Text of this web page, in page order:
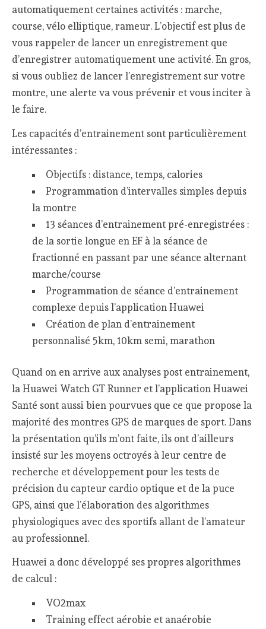
automatiquement certaines activités : marche,
course, vélo elliptique, rameur. L’objectif est plus de
vous rappeler de lancer un enregistrement que
d’enregistrer automatiquement une activité. En gros,
si vous oubliez de lancer l’enregistrement sur votre
montre, une alerte va vous prévenir et vous inciter à
le faire.
Les capacités d’entrainement sont particulièrement
intéressantes :
Objectifs : distance, temps, calories
Programmation d’intervalles simples depuis
la montre
13 séances d’entrainement pré-enregistrées :
de la sortie longue en EF à la séance de
fractionné en passant par une séance alternant
marche/course
Programmation de séance d’entrainement
complexe depuis l’application Huawei
Création de plan d’entrainement
personnalisé 5km, 10km semi, marathon
Quand on en arrive aux analyses post entrainement,
la Huawei Watch GT Runner et l’application Huawei
Santé sont aussi bien pourvues que ce que propose la
majorité des montres GPS de marques de sport. Dans
la présentation qu’ils m’ont faite, ils ont d’ailleurs
insisté sur les moyens octroyés à leur centre de
recherche et développement pour les tests de
précision du capteur cardio optique et de la puce
GPS, ainsi que l’élaboration des algorithmes
physiologiques avec des sportifs allant de l’amateur
au professionnel.
Huawei a donc développé ses propres algorithmes
de calcul :
VO2max
Training effect aérobie et anaérobie